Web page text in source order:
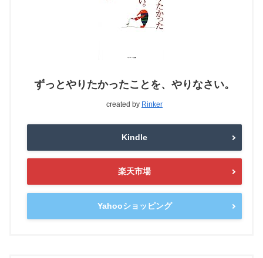
ずっとやりたかったことを、やりなさい。
created by Rinker
Kindle
楽天市場
Yahooショッピング